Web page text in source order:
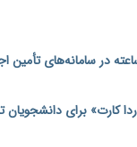
کارت» برای